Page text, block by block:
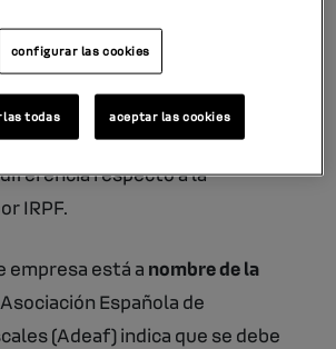
vinculado el coche de empresa?
puede tener dos
A nombre de quien vayapuede
respecto a la
IRPF.
empresa está a nombre de la
Española de
(Adeaf) indica que se debe
configurar las cookies
todas aceptar las cookies